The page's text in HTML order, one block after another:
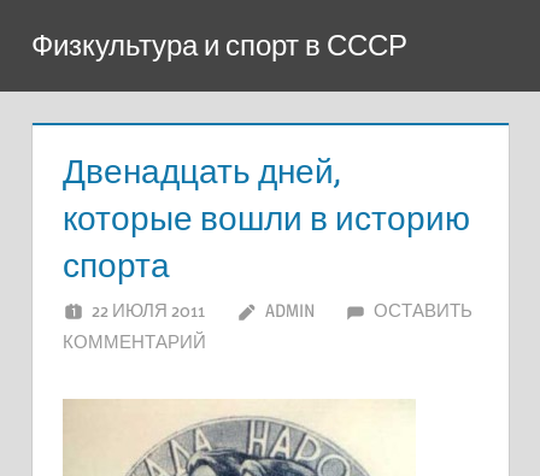
содержимому
Физкультура и спорт в СССР
Двенадцать дней,
которые вошли в историю
спорта
22 ИЮЛЯ 2011 ADMIN
ОСТАВИТЬ
КОММЕНТАРИЙ